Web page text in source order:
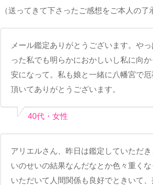
（送ってきて下さったご感想をご本人の了
メール鑑定ありがとうございます。や
った私でも明らかにおかしいし私に向
安になって。私も娘と一緒に八幡宮で
頂いてありがとうございます。
40代・女性
アリエルさん、昨日は鑑定していただ
いのせいの結果なんだなとか色々重く
いただいて人間関係も良好でときいて